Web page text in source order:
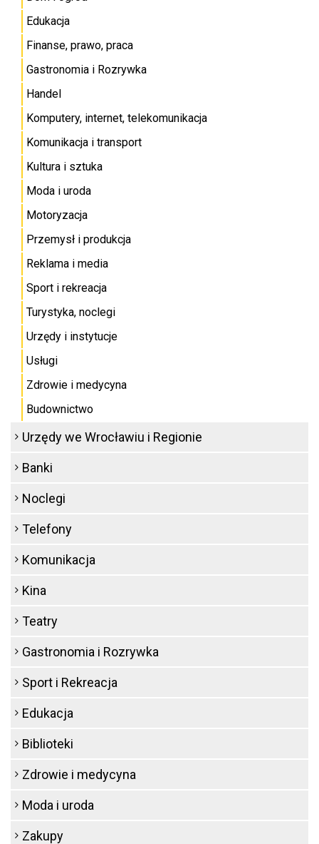
Edukacja
Finanse, prawo, praca
Gastronomia i Rozrywka
Handel
Komputery, internet, telekomunikacja
Komunikacja i transport
Kultura i sztuka
Moda i uroda
Motoryzacja
Przemysł i produkcja
Reklama i media
Sport i rekreacja
Turystyka, noclegi
Urzędy i instytucje
Usługi
Zdrowie i medycyna
Budownictwo
Urzędy we Wrocławiu i Regionie
Banki
Noclegi
Telefony
Komunikacja
Kina
Teatry
Gastronomia i Rozrywka
Sport i Rekreacja
Edukacja
Biblioteki
Zdrowie i medycyna
Moda i uroda
Zakupy